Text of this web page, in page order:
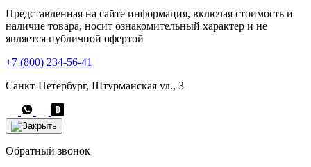
Представленная на сайте информация, включая стоимость и
наличие товара, носит ознакомительный характер и не
является публичной офертой
+7 (800) 234-56-41
Санкт-Петербург, Штурманская ул., 3
Обратный звонок